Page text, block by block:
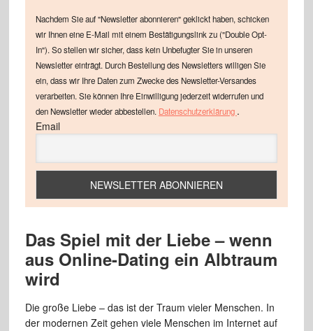
Nachdem Sie auf "Newsletter abonnieren" geklickt haben, schicken
wir Ihnen eine E-Mail mit einem Bestätigungslink zu ("Double Opt-
In"). So stellen wir sicher, dass kein Unbefugter Sie in unseren
Newsletter einträgt. Durch Bestellung des Newsletters willigen Sie
ein, dass wir Ihre Daten zum Zwecke des Newsletter-Versandes
verarbeiten. Sie können Ihre Einwilligung jederzeit widerrufen und
den Newsletter wieder abbestellen. Datenschutzerklärung .
Email
Das Spiel mit der Liebe – wenn
aus Online-Dating ein Albtraum
wird
Die große Liebe – das ist der Traum vieler Menschen. In
der modernen Zeit gehen viele Menschen im Internet auf